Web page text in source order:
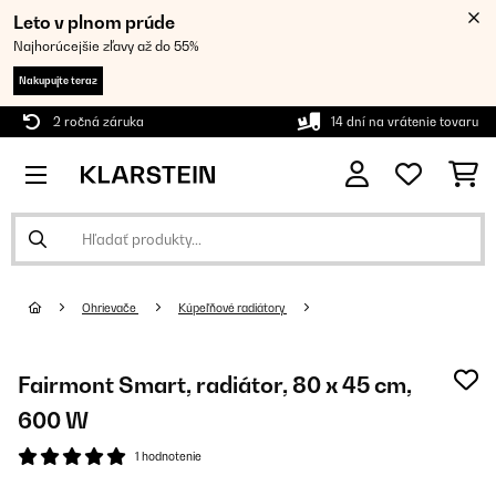
Leto v plnom prúde
Najhorúcejšie zľavy až do 55%
Nakupujte teraz
2 ročná záruka 14 dní na vrátenie tovaru
Ohrievače Kúpeľňové radiátory
Fairmont Smart, radiátor, 80 x 45 cm,
600 W
1 hodnotenie